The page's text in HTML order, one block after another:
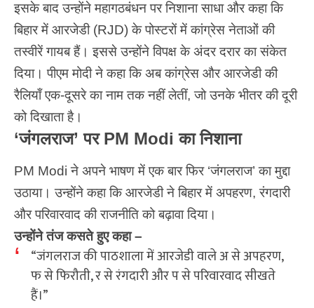
इसके बाद उन्होंने महागठबंधन पर निशाना साधा और कहा कि
बिहार में आरजेडी (RJD) के पोस्टरों में कांग्रेस नेताओं की
तस्वीरें गायब हैं। इससे उन्होंने विपक्ष के अंदर दरार का संकेत
दिया। पीएम मोदी ने कहा कि अब कांग्रेस और आरजेडी की
रैलियाँ एक-दूसरे का नाम तक नहीं लेतीं, जो उनके भीतर की दूरी
को दिखाता है।
‘जंगलराज’ पर PM Modi का निशाना
PM Modi ने अपने भाषण में एक बार फिर ‘जंगलराज’ का मुद्दा
उठाया। उन्होंने कहा कि आरजेडी ने बिहार में अपहरण, रंगदारी
और परिवारवाद की राजनीति को बढ़ावा दिया।
उन्होंने तंज कसते हुए कहा –
“जंगलराज की पाठशाला में आरजेडी वाले अ से अपहरण,
फ से फिरौती, र से रंगदारी और प से परिवारवाद सीखते
हैं।”